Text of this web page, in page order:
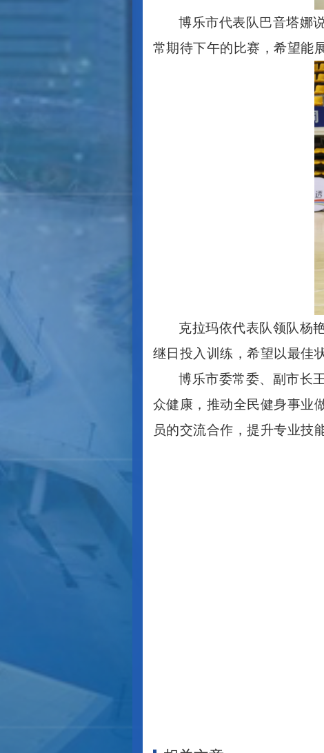
博乐市代表队巴音塔娜说
常期待下午的比赛，希望能
克拉玛依代表队领队杨
继日投入训练，希望以最佳
博乐市委常委、副市长
众健康，推动全民健身事业
员的交流合作，提升专业技